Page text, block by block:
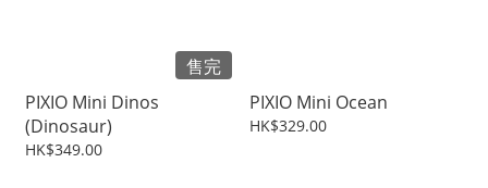
售完
PIXIO Mini Dinos
(Dinosaur)
HK$349.00
PIXIO Mini Ocean
HK$329.00